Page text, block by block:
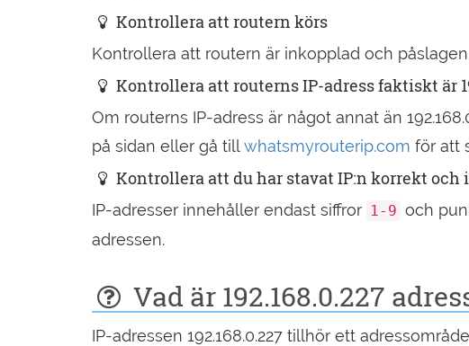
Kontrollera att routern körs
Kontrollera att routern är inkopplad och
Kontrollera att routerns IP-adress faktiskt är
Om routerns IP-adress är något annat än
på sidan eller gå tillwhatsmyrouterip.com för att
Kontrollera att du har stavat IP:n korrekt och
IP-adresser innehåller endast siffror 1-9 och
adressen.
Vad är 192.168.0.227
IP-adressen 192.168.0.227 tillhör ett